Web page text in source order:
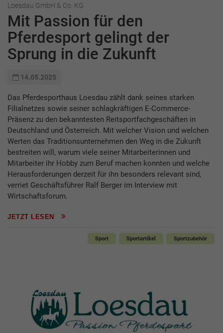
Loesdau GmbH & Co. KG
Mit Passion für den
Pferdesport gelingt der
Sprung in die Zukunft
14.05.2025
Das Pferdesporthaus Loesdau zählt dank seines starken
Filialnetzes sowie seiner schlagkräftigen E-Commerce-
Präsenz zu den bekanntesten Reitsportfachgeschäften in
Deutschland und Österreich. Mit welcher Vision und welchen
Werten das Traditionsunternehmen den Weg in die Zukunft
bestreiten will, warum viele seiner Mitarbeiterinnen und
Mitarbeiter ihr Hobby zum Beruf machen konnten und welche
Herausforderungen derzeit für ihn besonders relevant sind,
verriet Geschäftsführer Ralf Berger im Interview mit
Wirtschaftsforum.
JETZT LESEN
Sport Sportartikel Sportzubehör